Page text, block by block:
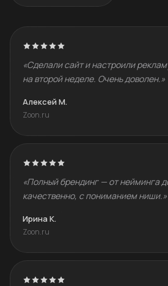
«Сделали сайт и настроили
на второй неделе. Очень доволен.»
Алексей М.
Zoon.ru
«Полный брендинг — от нейминга
качественно, с пониманием ниши.»
Ирина К.
Zoon.ru